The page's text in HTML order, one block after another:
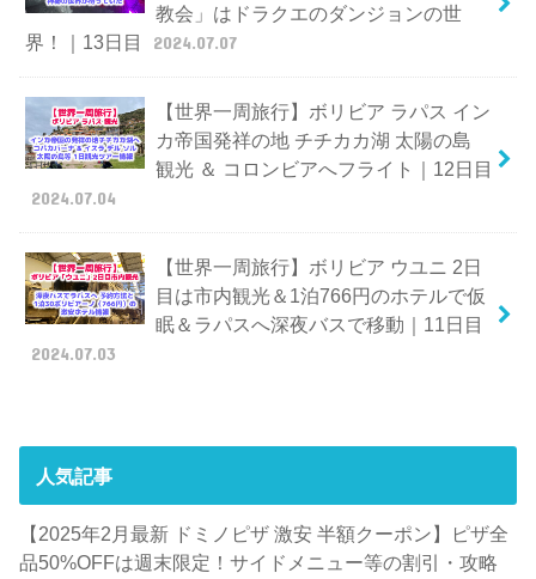
教会」はドラクエのダンジョンの世
界！｜13日目
2024.07.07
【世界一周旅行】ボリビア ラパス イン
カ帝国発祥の地 チチカカ湖 太陽の島
観光 ＆ コロンビアへフライト｜12日目
2024.07.04
【世界一周旅行】ボリビア ウユニ 2日
目は市内観光＆1泊766円のホテルで仮
眠＆ラパスへ深夜バスで移動｜11日目
2024.07.03
人気記事
【2025年2月最新 ドミノピザ 激安 半額クーポン】ピザ全
品50%OFFは週末限定！サイドメニュー等の割引・攻略